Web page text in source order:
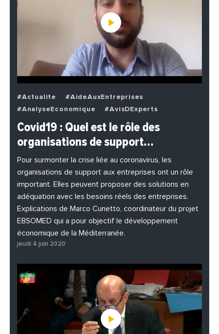
#Actualite
#AideAuxEntreprises
#AnalyseEconomique
#AvisDExperts
#BuzzNews
#Decideurs
#EchangesMediterraneens
#EnDirectDe
#Entreprises
#Institutions
#PhotosEtVideos
Covid19 : Quel est le rôle des
organisations de support…
Pour surmonter la crise liée au coronavirus, les
organisations de support aux entreprises ont un rôle
important. Elles peuvent proposer des solutions en
adéquation avec les besoins réels des entreprises.
Explications de Marco Cunetto, coordinateur du projet
EBSOMED qui a pour objectif le développement
économique de la Méditerranée.
jeudi 4 juin 2020
Décidez comment Google utilise
vos données
Choisissez comment Google peut collecter et utiliser vos données
pour une meilleure expérience de navigation sur notre site. Votre vie
privée est primordiale et vous avez le plein contrôle ici.